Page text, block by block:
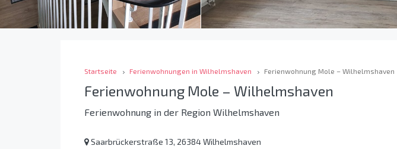
Startseite Ferienwohnungen in Wilhelmshaven Ferienwohnung Mole – Wilhelmshaven
Ferienwohnung Mole – Wilhelmshaven
Ferienwohnung in der Region Wilhelmshaven
Saarbrückerstraße 13, 26384 Wilhelmshaven